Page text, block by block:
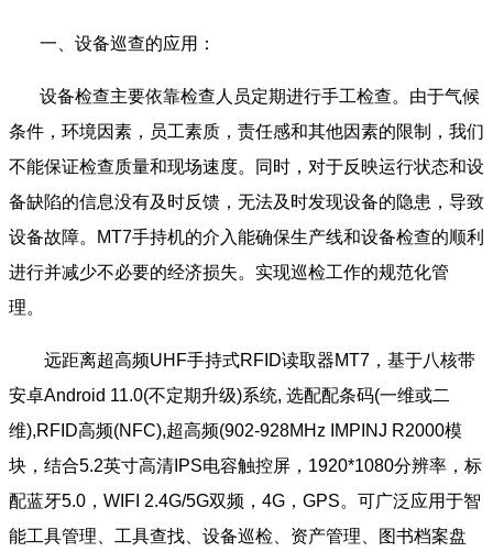
一、设备巡查的应用：
设备检查主要依靠检查人员定期进行手工检查。由于气候
条件，环境因素，员工素质，责任感和其他因素的限制，我们
不能保证检查质量和现场速度。同时，对于反映运行状态和设
备缺陷的信息没有及时反馈，无法及时发现设备的隐患，导致
设备故障。MT7手持机的介入能确保生产线和设备检查的顺利
进行并减少不必要的经济损失。实现巡检工作的规范化管
理。
远距离超高频UHF手持式RFID读取器MT7，基于八核带
安卓Android 11.0(不定期升级)系统, 选配配条码(一维或二
维),RFID高频(NFC),超高频(902-928MHz IMPINJ R2000模
块，结合5.2英寸高清IPS电容触控屏，1920*1080分辨率，标
配蓝牙5.0，WIFI 2.4G/5G双频，4G，GPS。可广泛应用于智
能工具管理、工具查找、设备巡检、资产管理、图书档案盘